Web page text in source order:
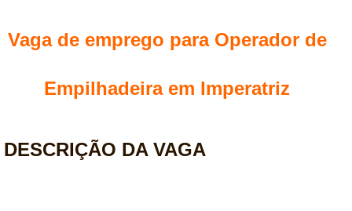
Vaga de emprego para Operador de
Empilhadeira em Imperatriz
DESCRIÇÃO DA VAGA